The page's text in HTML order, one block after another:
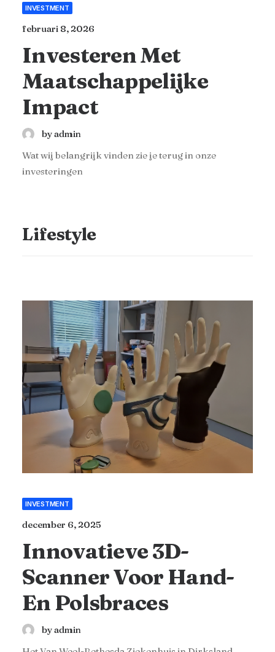
INVESTMENT
februari 8, 2026
Investeren Met
Maatschappelijke
Impact
by admin
Wat wij belangrijk vinden zie je terug in onze
investeringen
Lifestyle
INVESTMENT
december 6, 2025
Innovatieve 3D-
Scanner Voor Hand-
En Polsbraces
by admin